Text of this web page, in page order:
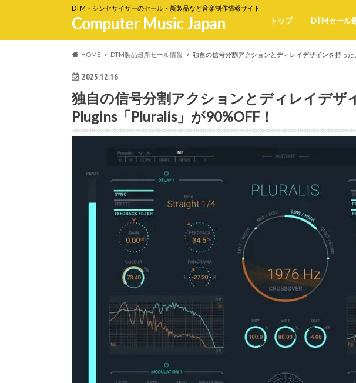
DTM・シンセサイザーのセール・新製品など音楽制作情報サイト
Computer Music Japan トップ DTMセール
HOME DTM製品最新セール情報 独自の信号分割アクションとディレイデザインを持っ
2025.12.16
独自の信号分割アクションとディレイデザ
Plugins「Pluralis」が90%OFF！